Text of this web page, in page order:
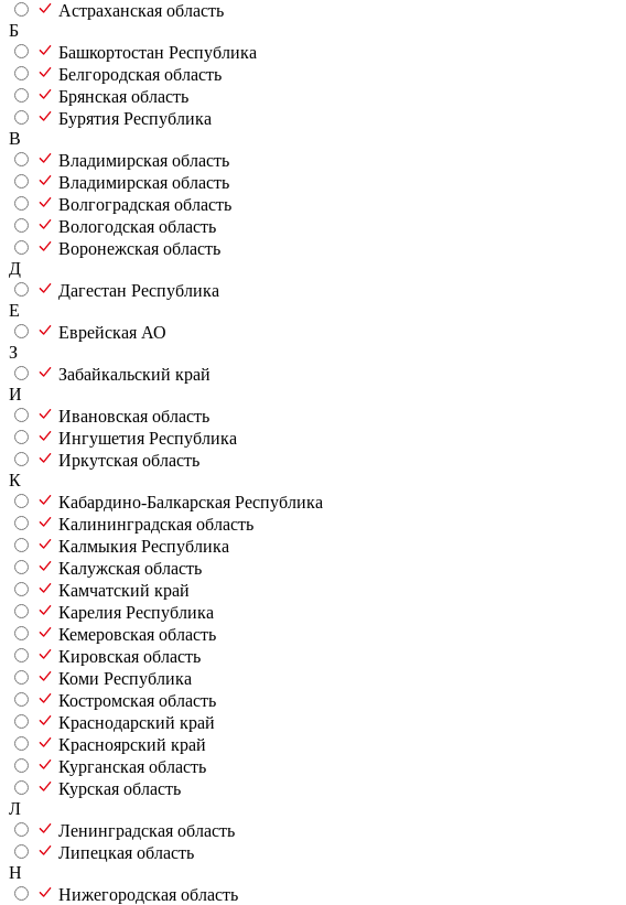
Астраханская область
Б
Башкортостан Республика
Белгородская область
Брянская область
Бурятия Республика
В
Владимирская область
Владимирская область
Волгоградская область
Вологодская область
Воронежская область
Д
Дагестан Республика
Е
Еврейская АО
З
Забайкальский край
И
Ивановская область
Ингушетия Республика
Иркутская область
К
Кабардино-Балкарская Республика
Калининградская область
Калмыкия Республика
Калужская область
Камчатский край
Карелия Республика
Кемеровская область
Кировская область
Коми Республика
Костромская область
Краснодарский край
Красноярский край
Курганская область
Курская область
Л
Ленинградская область
Липецкая область
Н
Нижегородская область